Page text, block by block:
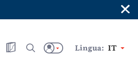
×
Lingua: IT